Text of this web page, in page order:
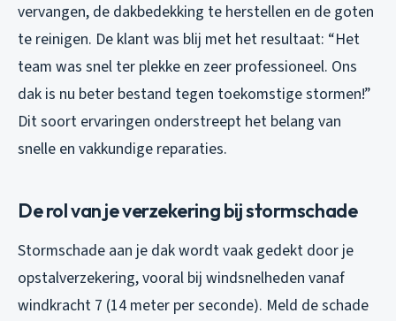
vervangen, de dakbedekking te herstellen en de goten
te reinigen. De klant was blij met het resultaat: “Het
team was snel ter plekke en zeer professioneel. Ons
dak is nu beter bestand tegen toekomstige stormen!”
Dit soort ervaringen onderstreept het belang van
snelle en vakkundige reparaties.
De rol van je verzekering bij stormschade
Stormschade aan je dak wordt vaak gedekt door je
opstalverzekering, vooral bij windsnelheden vanaf
windkracht 7 (14 meter per seconde). Meld de schade